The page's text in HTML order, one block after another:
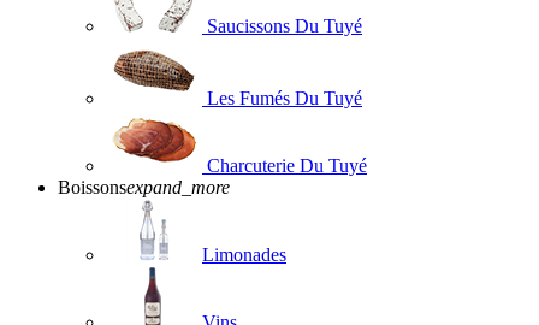
Saucissons Du Tuyé
Les Fumés Du Tuyé
Charcuterie Du Tuyé
Boissonsexpand_more
Limonades